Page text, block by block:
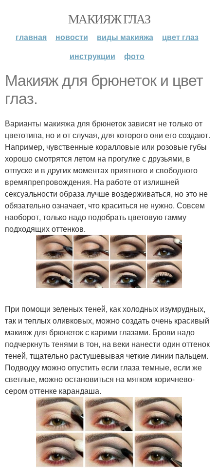
МАКИЯЖ ГЛАЗ
главная новости виды макияжа
цвет глаз
инструкции
фото
Макияж для брюнеток и цвет
глаз.
Варианты макияжа для брюнеток зависят не только от
цветотипа, но и от случая, для которого они его создают.
Например, чувственные коралловые или розовые губы
хорошо смотрятся летом на прогулке с друзьями, в
отпуске и в других моментах приятного и свободного
времяпрепровождения. На работе от излишней
сексуальности образа лучше воздерживаться, но это не
обязательно означает, что краситься не нужно. Совсем
наоборот, только надо подобрать цветовую гамму
подходящих оттенков.
При помощи зеленых теней, как холодных изумрудных,
так и теплых оливковых, можно создать очень красивый
макияж для брюнеток с карими глазами. Брови надо
подчеркнуть тенями в тон, на веки нанести один оттенок
теней, тщательно растушевывая четкие линии пальцем.
Подводку можно опустить если глаза темные, если же
светлые, можно остановиться на мягком коричнево-
сером оттенке карандаша.